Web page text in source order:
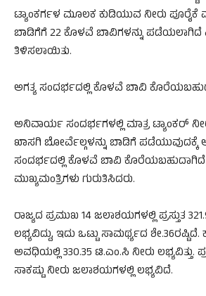
ಟ್ಯಾಂಕರ್ಗಳ ಮೂಲಕ ಕುಡಿಯುವ ನೀರು ಪೂರೈಕೆ
ಬಾಡಿಗೆಗೆ 22 ಕೊಳವೆ ಬಾವಿಗಳನ್ನು
ತಿಳಿಸಲಾಯಿತು.
ಅಗತ್ಯ ಸಂದರ್ಭದಲ್ಲಿ ಕೊಳವೆ ಬಾವಿ
ಅನಿವಾರ್ಯ ಸಂದರ್ಭಗಳಲ್ಲಿ ಮಾತ್ರ ಟ್ಯಾಂಕರ್
ಖಾಸಗಿ ಬೋರ್ವೆಲ್ಗಳನ್ನು ಬಾಡಿಗೆ ಪಡೆಯುವುದಕ್ಕೆ
ಸಂದರ್ಭದಲ್ಲಿ ಕೊಳವೆ ಬಾವಿ ಕೊರೆಯಬಹುದಾಗಿದೆ
ಮುಖ್ಯಮಂತ್ರಿಗಳು ಗುರುತಿಸಿದರು.
ರಾಜ್ಯದ ಪ್ರಮುಖ 14 ಜಲಾಶಯಗಳಲ್ಲಿ ಪ್ರಸ್ತುತ
ಲಭ್ಯವಿದ್ದು, ಇದು ಒಟ್ಟು ಸಾಮರ್ಥ್ಯದ
ಅವಧಿಯಲ್ಲಿ 330.35 ಟಿ.ಎಂ.ಸಿ ನೀರು ಲಭ್ಯವಿತ್ತು.
ಸಾಕಷ್ಟು ನೀರು ಜಲಾಶಯಗಳಲ್ಲಿ ಲಭ್ಯವಿದೆ.